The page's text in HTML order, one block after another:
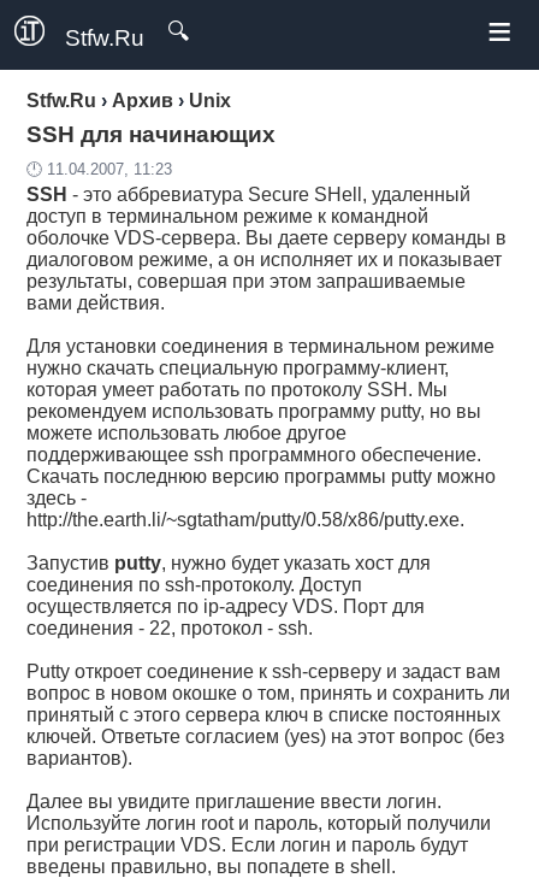
Stfw.Ru 🔍 ≡
Stfw.Ru › Архив › Unix
SSH для начинающих
🕛 11.04.2007, 11:23
SSH - это аббревиатура Secure SHell, удаленный
доступ в терминальном режиме к командной
оболочке VDS-сервера. Вы даете серверу команды в
диалоговом режиме, а он исполняет их и показывает
результаты, совершая при этом запрашиваемые
вами действия.
Для установки соединения в терминальном режиме
нужно скачать специальную программу-клиент,
которая умеет работать по протоколу SSH. Мы
рекомендуем использовать программу putty, но вы
можете использовать любое другое
поддерживающее ssh программного обеспечение.
Скачать последнюю версию программы putty можно
здесь -
http://the.earth.li/~sgtatham/putty/0.58/x86/putty.exe.
Запустив putty, нужно будет указать хост для
соединения по ssh-протоколу. Доступ
осуществляется по ip-адресу VDS. Порт для
соединения - 22, протокол - ssh.
Putty откроет соединение к ssh-серверу и задаст вам
вопрос в новом окошке о том, принять и сохранить ли
принятый с этого сервера ключ в списке постоянных
ключей. Ответьте согласием (yes) на этот вопрос (без
вариантов).
Далее вы увидите приглашение ввести логин.
Используйте логин root и пароль, который получили
при регистрации VDS. Если логин и пароль будут
введены правильно, вы попадете в shell.